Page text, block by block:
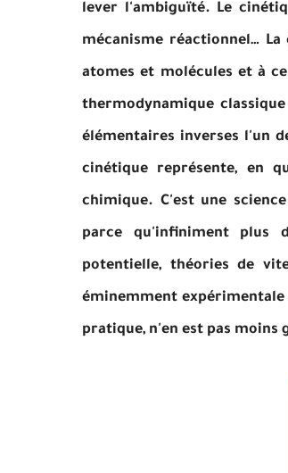
lever l'ambiguïté. Le
mécanisme réactionnel…
atomes et molécules et à
thermodynamique
élémentaires inverses l'un
cinétique représente, en
chimique. C'est une
parce qu'infiniment plus
potentielle, théories de
éminemment
pratique, n'en est pas moins